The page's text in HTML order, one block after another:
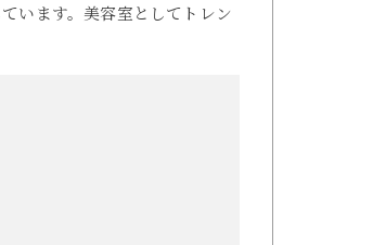
います。美容室としてトレン